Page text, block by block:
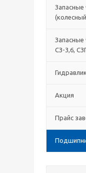
Запасные
Запасные
СЗ-3,6,
Акция
Прайс